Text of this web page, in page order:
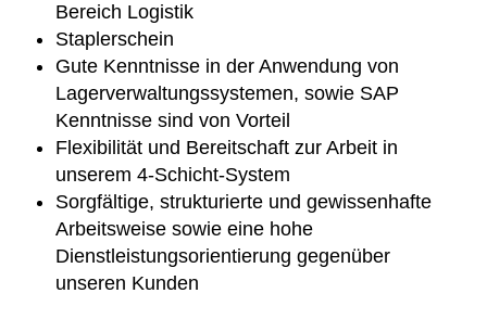
Bereich Logistik
Staplerschein
Gute Kenntnisse in der Anwendung von
Lagerverwaltungssystemen, sowie SAP
Kenntnisse sind von Vorteil
Flexibilität und Bereitschaft zur Arbeit in
unserem 4-Schicht-System
Sorgfältige, strukturierte und gewissenhafte
Arbeitsweise sowie eine hohe
Dienstleistungsorientierung gegenüber
unseren Kunden